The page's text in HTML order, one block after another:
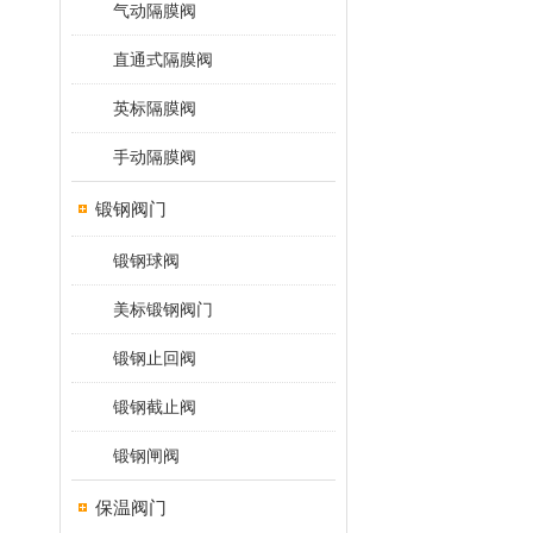
气动隔膜阀
直通式隔膜阀
英标隔膜阀
手动隔膜阀
锻钢阀门
锻钢球阀
美标锻钢阀门
锻钢止回阀
锻钢截止阀
锻钢闸阀
保温阀门